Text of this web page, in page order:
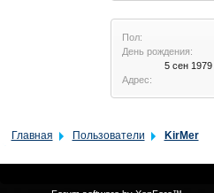
Пол:
День рождения:
5 сен 1979
Адрес:
Главная Пользователи KirMer